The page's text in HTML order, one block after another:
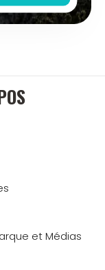
et Médias